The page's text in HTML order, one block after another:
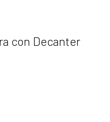
con Decanter